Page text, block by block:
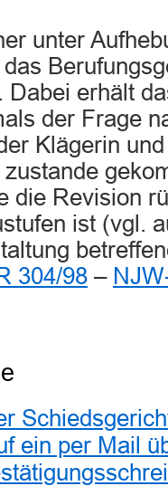
unter
erhält
der Frage
Klägerin
die Revision
ist (vgl.
304/98 –
ein per Mail